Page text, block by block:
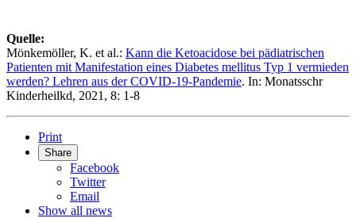
Quelle:
Mönkemöller, K. et al.: Kann die Ketoacidose bei pädiatrischen
Patienten mit Manifestation eines Diabetes mellitus Typ 1 vermieden
werden? Lehren aus der COVID-19-Pandemie. In: Monatsschr
Kinderheilkd, 2021, 8: 1-8
Print
Share
Facebook
Twitter
Email
Show all news